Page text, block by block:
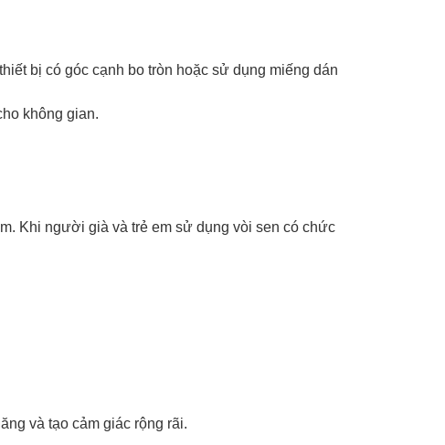
bị có góc cạnh bo tròn hoặc sử dụng miếng dán
không gian.
Khi người già và trẻ em sử dụng vòi sen có chức
và tạo cảm giác rộng rãi.